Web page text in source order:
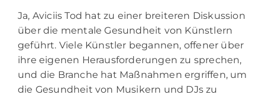
Ja, Aviciis Tod hat zu einer breiteren Diskussion
über die mentale Gesundheit von Künstlern
geführt. Viele Künstler begannen, offener über
ihre eigenen Herausforderungen zu sprechen,
und die Branche hat Maßnahmen ergriffen, um
die Gesundheit von Musikern und DJs zu